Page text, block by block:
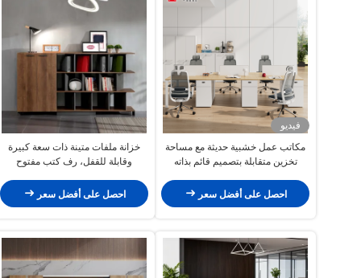
فيديو
مكاتب عمل خشبية حديثة مع مساحة
تخزين متقابلة بتصميم قائم بذاته
احصل على أفضل سعر
خزانة ملفات متينة ذات سعة كبيرة
وقابلة للقفل، رف كتب مفتوح
احصل على أفضل سعر